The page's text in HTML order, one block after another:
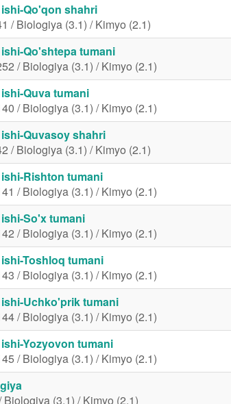
Qo'qon shahri
/ Biologiya (3.1) / Kimyo (2.1)
Qo'shtepa tumani
/ Biologiya (3.1) / Kimyo (2.1)
Quva tumani
/ Biologiya (3.1) / Kimyo (2.1)
Quvasoy shahri
/ Biologiya (3.1) / Kimyo (2.1)
Rishton tumani
/ Biologiya (3.1) / Kimyo (2.1)
So'x tumani
/ Biologiya (3.1) / Kimyo (2.1)
Toshloq tumani
/ Biologiya (3.1) / Kimyo (2.1)
Uchko'prik tumani
/ Biologiya (3.1) / Kimyo (2.1)
Yozyovon tumani
/ Biologiya (3.1) / Kimyo (2.1)
(3.1) / Kimyo (2.1)